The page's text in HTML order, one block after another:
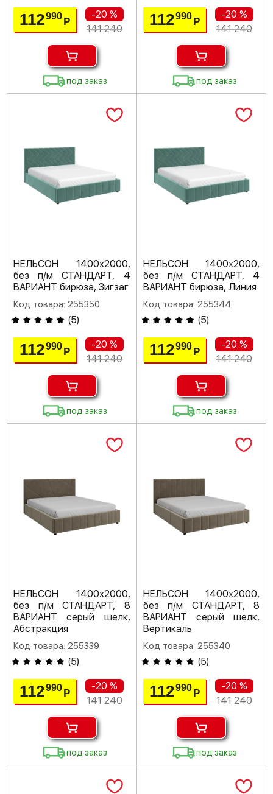
112990Р
-20 %
141 240
под заказ
112990 Р
-20 %
141 240
под заказ
НЕЛЬСОН 1400х2000,
без п/м СТАНДАРТ, 4
ВАРИАНТ бирюза, Зигзаг
Код товара: 255350
(5)
112990Р
-20 %
141 240
под заказ
НЕЛЬСОН 1400х2000,
без п/м СТАНДАРТ, 4
ВАРИАНТ бирюза, Линия
Код товара: 255344
(5)
112990 Р
-20 %
141 240
под заказ
НЕЛЬСОН 1400х2000,
без п/м СТАНДАРТ, 8
ВАРИАНТ серый шелк,
Абстракция
Код товара: 255339
(5)
112990Р
-20 %
141 240
под заказ
НЕЛЬСОН 1400х2000,
без п/м СТАНДАРТ, 8
ВАРИАНТ серый шелк,
Вертикаль
Код товара: 255340
(5)
112990 Р
-20 %
141 240
под заказ